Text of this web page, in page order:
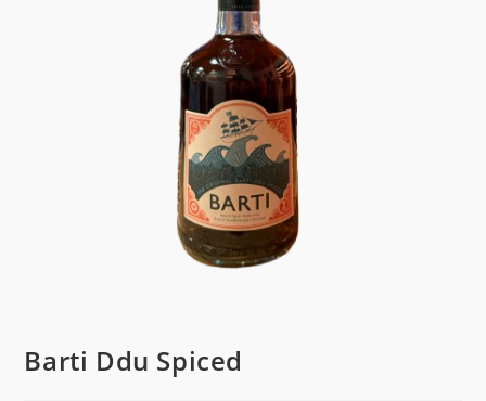
Barti Ddu Spiced